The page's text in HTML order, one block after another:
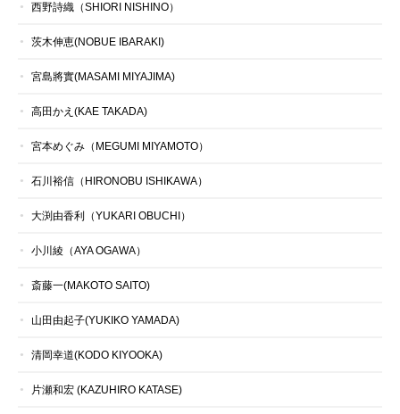
西野詩織（SHIORI NISHINO）
茨木伸恵(NOBUE IBARAKI)
宮島將實(MASAMI MIYAJIMA)
高田かえ(KAE TAKADA)
宮本めぐみ（MEGUMI MIYAMOTO）
石川裕信（HIRONOBU ISHIKAWA）
大渕由香利（YUKARI OBUCHI）
小川綾（AYA OGAWA）
斎藤一(MAKOTO SAITO)
山田由起子(YUKIKO YAMADA)
清岡幸道(KODO KIYOOKA)
片瀬和宏 (KAZUHIRO KATASE)